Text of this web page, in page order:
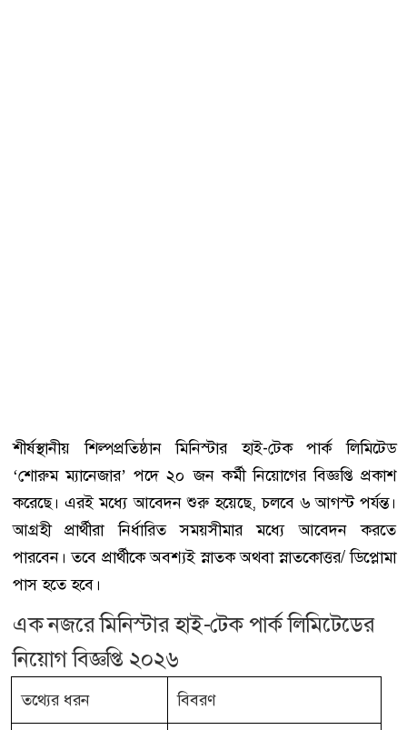
শীর্ষস্থানীয় শিল্পপ্রতিষ্ঠান মিনিস্টার হাই-টেক পার্ক লিমিটেড
‘শোরুম ম্যানেজার’ পদে ২০ জন কর্মী নিয়োগের বিজ্ঞপ্তি প্রকাশ
করেছে। এরই মধ্যে আবেদন শুরু হয়েছে, চলবে ৬ আগস্ট পর্যন্ত।
আগ্রহী প্রার্থীরা নির্ধারিত সময়সীমার মধ্যে আবেদন করতে
পারবেন। তবে প্রার্থীকে অবশ্যই স্নাতক অথবা স্নাতকোত্তর/ ডিপ্লোমা
পাস হতে হবে।
এক নজরে মিনিস্টার হাই-টেক পার্ক লিমিটেডের
নিয়োগ বিজ্ঞপ্তি ২০২৬
তথ্যের ধরন বিবরণ